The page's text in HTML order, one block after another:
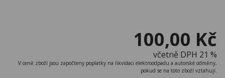
100,00 Kč
včetně DPH 21 %
V ceně zboží jsou započteny poplatky na likvidaci elektroodpadu a autorské odměny,
pokud se na toto zboží vztahují.